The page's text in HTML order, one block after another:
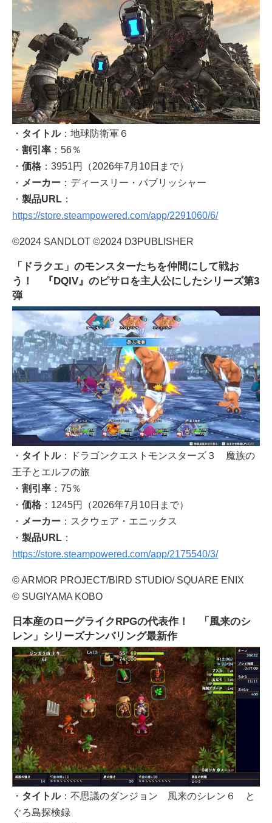
・ タイトル：地球防衛軍６
・ 割引率 ：56％
・ 価格 ：3951円（2026年7月10日まで）
・ メーカー ：ディースリー・パブリッシャー
・ 製品URL ：
https://store.steampowered.com/app/2291060/6/
©2024 SANDLOT ©2024 D3PUBLISHER
「ドラクエ」のモンスターたちを仲間にして戦お
う！ 『DQIV』のピサロを主人公にしたシリーズ第3
弾
・ タイトル：ドラゴンクエストモンスターズ３ 魔族の
王子とエルフの旅
・ 割引率 ：75％
・ 価格 ：1245円（2026年7月10日まで）
・ メーカー ：スクウェア・エニックス
・ 製品URL ：
https://store.steampowered.com/app/2175540/3/
© ARMOR PROJECT/BIRD STUDIO/ SQUARE ENIX
© SUGIYAMA KOBO
日本産のローグライクRPGの代表作！ 「風来のシ
レン」シリーズナンバリング最新作
・ タイトル：不思議のダンジョン 風来のシレン６ と
ぐろ島探検録